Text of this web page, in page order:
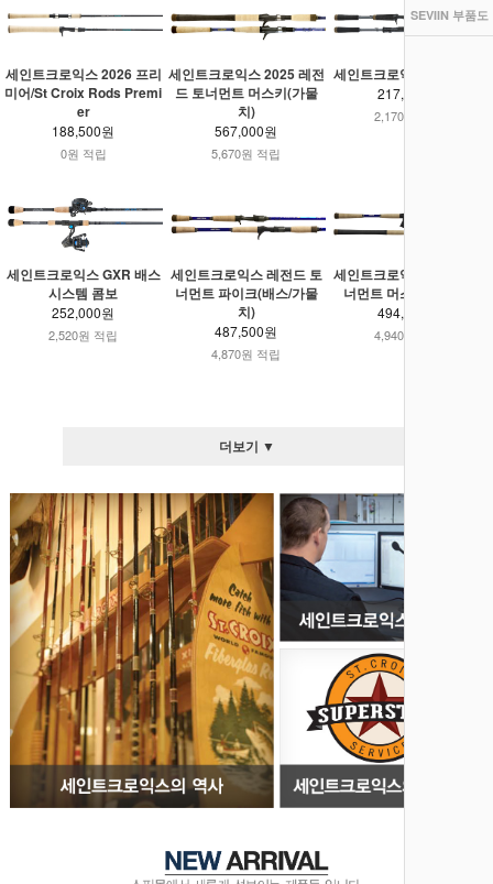
세인트크로익스 2026 프리
미어/St Croix Rods Premi
er
188,500원
0원 적립
세인트크로익스 2025 레전
드 토너먼트 머스키(가물
치)
567,000원
5,670원 적립
세인트크로익스 블랙 배스
217,000원
2,170원 적립
세인트크로익스 GXR 배스
시스템 콤보
252,000원
2,520원 적립
세인트크로익스 레전드 토
너먼트 파이크(배스/가물
치)
487,500원
4,870원 적립
세인트크로익스 레전드 토
너먼트 머스키(가물치)
494,000원
4,940원 적립
더보기 ▼
SEVIIN 부품도